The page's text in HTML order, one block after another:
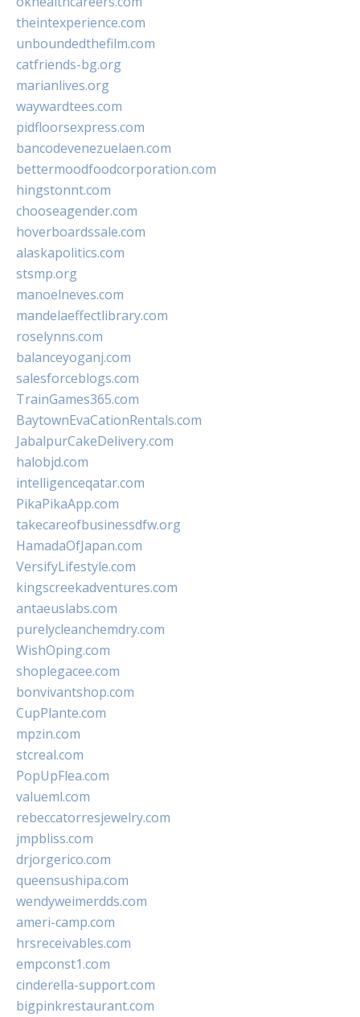
theintexperience.com
unboundedthefilm.com
catfriends-bg.org
marianlives.org
waywardtees.com
pidfloorsexpress.com
bancodevenezuelaen.com
bettermoodfoodcorporation.com
hingstonnt.com
chooseagender.com
hoverboardssale.com
alaskapolitics.com
stsmp.org
manoelneves.com
mandelaeffectlibrary.com
roselynns.com
balanceyoganj.com
salesforceblogs.com
TrainGames365.com
BaytownEvaCationRentals.com
JabalpurCakeDelivery.com
halobjd.com
intelligenceqatar.com
PikaPikaApp.com
takecareofbusinessdfw.org
HamadaOfJapan.com
VersifyLifestyle.com
kingscreekadventures.com
antaeuslabs.com
purelycleanchemdry.com
WishOping.com
shoplegacee.com
bonvivantshop.com
CupPlante.com
mpzin.com
stcreal.com
PopUpFlea.com
valueml.com
rebeccatorresjewelry.com
jmpbliss.com
drjorgerico.com
queensushipa.com
wendyweimerdds.com
ameri-camp.com
hrsreceivables.com
empconst1.com
cinderella-support.com
bigpinkrestaurant.com